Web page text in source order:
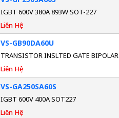
IGBT 600V 380A 893W SOT-227
Liên Hệ
VS-GB90DA60U
TRANSISTOR INSLTED GATE BIPOLAR
Liên Hệ
VS-GA250SA60S
IGBT 600V 400A SOT227
Liên Hệ